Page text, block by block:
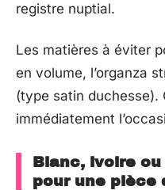
registre nuptial.
Les matières à éviter
en volume, l’organza
(type satin duchesse).
immédiatement
Blanc, ivoire
pour une pièce